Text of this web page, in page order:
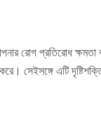
রোগ প্রতিরোধ ক্ষমতা
সেইসঙ্গে এটি